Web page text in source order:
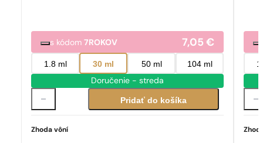
s kódom7ROKOV 7,05€
1.8 ml 30 ml 50 ml 104 ml
Doručenie - streda
Pridať do košíka
Zhoda vôní